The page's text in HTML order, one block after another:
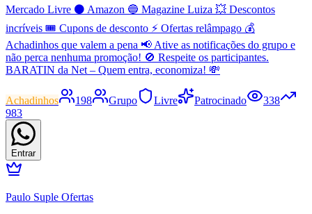
Mercado Livre ⚫ Amazon 🔵 Magazine Luiza 💥 Descontos
incríveis 🎟️ Cupons de desconto ⚡ Ofertas relâmpago 💰
Achadinhos que valem a pena 📢 Ative as notificações do grupo e
não perca nenhuma promoção! 🚫 Respeite os participantes.
BARATIN da Net – Quem entra, economiza! 💸
Achadinhos 198 Grupo Livre Patrocinado
338
983
Entrar
Paulo Suple Ofertas